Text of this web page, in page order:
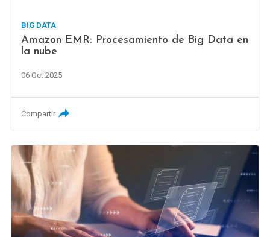
BIG DATA
Amazon EMR: Procesamiento de Big Data en
la nube
06 Oct 2025
Compartir